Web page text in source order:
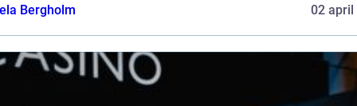
Bergholm
02 april